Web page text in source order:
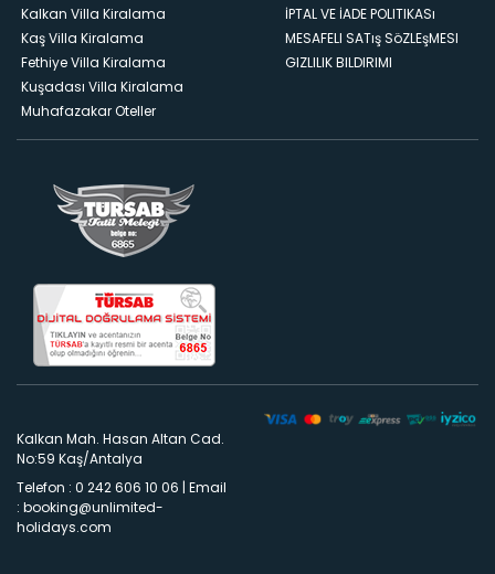
Kalkan Villa Kiralama
Kaş Villa Kiralama
Fethiye Villa Kiralama
Kuşadası Villa Kiralama
Muhafazakar Oteller
İPTAL VE İADE POLITIKASı
MESAFELI SATış SöZLEşMESI
GIZLILIK BILDIRIMI
Kalkan Mah. Hasan Altan Cad.
No:59 Kaş/Antalya
Telefon : 0 242 606 10 06 | Email
: booking@unlimited-
holidays.com